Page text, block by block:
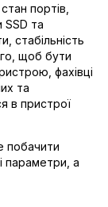
портів,
SSD та
стабільність
щоб бути
фахівці
та
в пристрої
побачити
параметри, а